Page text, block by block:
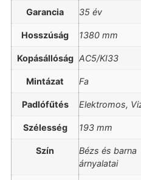
Garancia 35 év
Hosszúság 1380 mm
Kopásállóság AC5/KI33
Mintázat Fa
Padlófűtés Elektromos,
Szélesség 193 mm
Szín
Bézs és barna
árnyalatai